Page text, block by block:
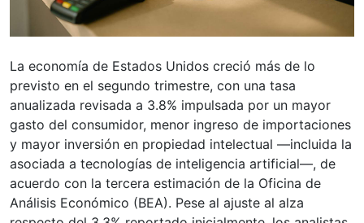
La economía de Estados Unidos creció más de lo
previsto en el segundo trimestre, con una tasa
anualizada revisada a 3.8% impulsada por un mayor
gasto del consumidor, menor ingreso de importaciones
y mayor inversión en propiedad intelectual —incluida la
asociada a tecnologías de inteligencia artificial—, de
acuerdo con la tercera estimación de la Oficina de
Análisis Económico (BEA). Pese al ajuste al alza